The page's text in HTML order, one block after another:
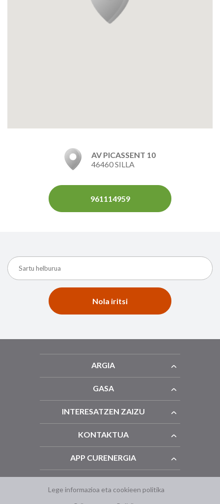
AV PICASSENT 10
46460 SILLA
961114959
Nola iritsi
ARGIA
GASA
INTERESATZEN ZAIZU
KONTAKTUA
APP CURENERGIA
Lege informazioa eta cookieen politika